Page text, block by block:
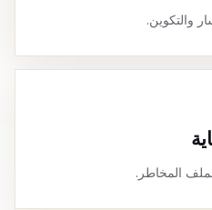
والتكوين.
المخاطر.